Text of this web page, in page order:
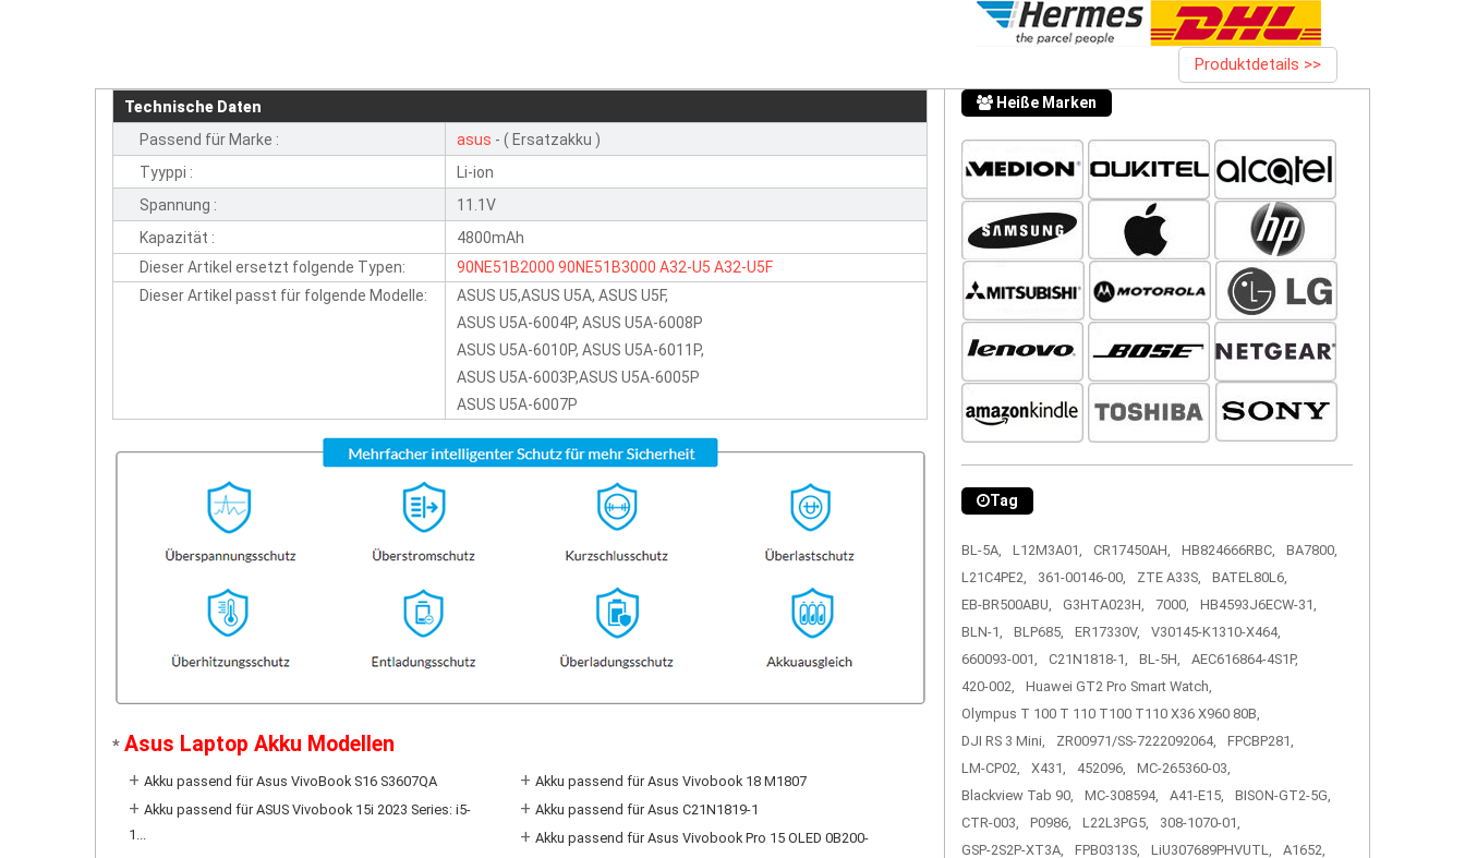
Produktdetails >>
Technische Daten
Passend für Marke :
asus - ( Ersatzakku )
Tyyppi :
Li-ion
Spannung :
11.1V
Kapazität :
4800mAh
Dieser Artikel ersetzt folgende Typen:
90NE51B2000 90NE51B3000 A32-U5 A32-U5F
Dieser Artikel passt für folgende Modelle:
ASUS U5,ASUS U5A, ASUS U5F,
ASUS U5A-6004P, ASUS U5A-6008P
ASUS U5A-6010P, ASUS U5A-6011P,
ASUS U5A-6003P,ASUS U5A-6005P
ASUS U5A-6007P
* Asus Laptop Akku Modellen
+ Akku passend für Asus VivoBook S16 S3607QA +Akku passend für Asus Vivobook 18 M1807
+ Akku passend für ASUS Vivobook 15i 2023 Series: i5-
1...
+Akku passend für Asus C21N1819-1
+Akku passend für Asus Vivobook Pro 15 OLED 0B200-
Heiße Marken
Tag
BL-5A, L12M3A01, CR17450AH, HB824666RBC,
BA7800,
L21C4PE2,
361-00146-00, ZTE A33S,
BATEL80L6,
EB-BR500ABU,
G3HTA023H, 7000,
HB4593J6ECW-31,
BLN-1,
BLP685, ER17330V,
V30145-K1310-X464,
660093-001,
C21N1818-1, BL-5H,
AEC616864-4S1P,
420-002,
Huawei GT2 Pro Smart Watch,
Olympus T 100 T 110 T100 T110 X36 X960 80B,
DJI RS 3 Mini,
ZR00971/SS-7222092064,
FPCBP281,
LM-CP02,
X431, 452096,
MC-265360-03,
Blackview Tab 90,
MC-308594, A41-E15,
BISON-GT2-5G,
CTR-003,
P0986, L22L3PG5,
308-1070-01,
GSP-2S2P-XT3A,
FPB0313S, LiU307689PHVUTL,
A1652,